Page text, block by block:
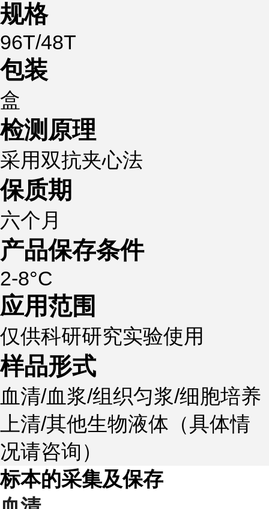
规格
96T/48T
包装
盒
检测原理
采用双抗夹心法
保质期
六个月
产品保存条件
2-8°C
应用范围
仅供科研研究实验使用
样品形式
血清/血浆/组织匀浆/细胞培养
上清/其他生物液体（具体情
况请咨询）
标本的采集及保存